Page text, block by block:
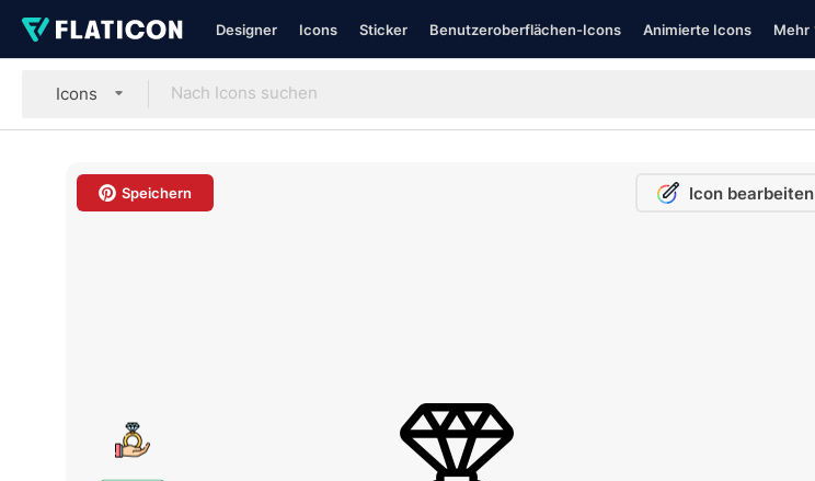
Designer Icons Sticker Benutzeroberflächen-Icons Animierte Icons Mehr
Icons
Speichern Icon bearbeiten